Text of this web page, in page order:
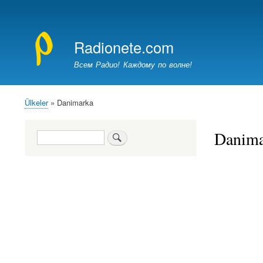
hesap
menüsü
Radionete.com
Всем Радио! Каждому по волне!
Sayfa
Ülkeler Danimarka
Ara